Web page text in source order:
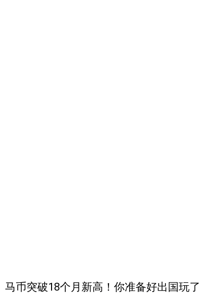
马币突破18个月新高！你准备好出国玩了